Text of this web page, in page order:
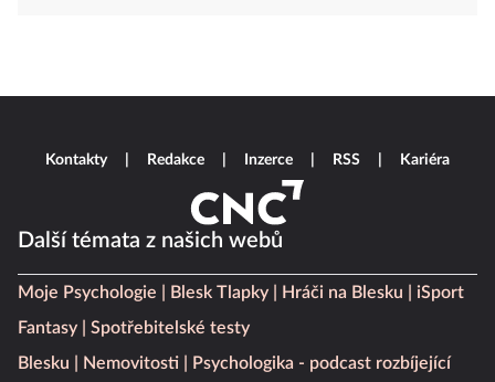
Další témata z našich webů
Moje Psychologie Blesk Tlapky Hráči na Blesku
iSport
Fantasy
Spotřebitelské testy
Blesku
Nemovitosti
Psychologika - podcast rozbíjející
Kontakty Redakce Inzerce RSS Kariéra